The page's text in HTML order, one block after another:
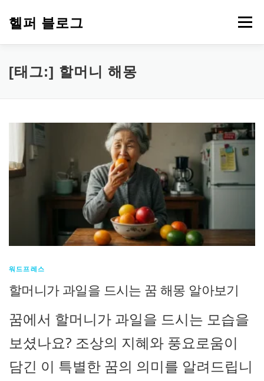
헬퍼 블로그 메뉴
워드프레스 복지 챗GPT
티스토리
[태그:] 할머니 해몽
워드프레스
할머니가 과일을 드시는 꿈 해몽 알아보기
꿈에서 할머니가 과일을 드시는 모습을
보셨나요? 조상의 지혜와 풍요로움이
담긴 이 특별한 꿈의 의미를 알려드립니